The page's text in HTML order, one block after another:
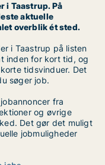
i Taastrup. På
aktuelle
overblik ét sted.
i Taastrup på listen
inden for kort tid, og
tidsvinduer. Det
søger job.
fra
og øvrige
Det gør det muligt
jobmuligheder